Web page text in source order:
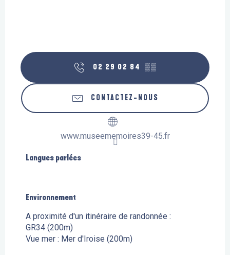
02 29 02 84 ▒▒
CONTACTEZ-NOUS
www.museememoires39-45.fr
Langues parlées
Langues parlées
Environnement
Environnement
A proximité d'un itinéraire de randonnée :
GR34 (200m)
Vue mer : Mer d'Iroise (200m)